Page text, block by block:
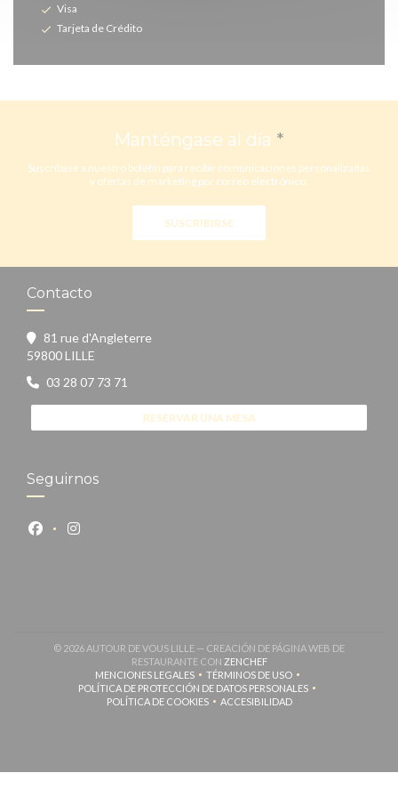
Visa
Tarjeta de Crédito
Manténgase al día *
Suscríbase a nuestro boletín para recibir comunicaciones personalizadas
y ofertas de marketing por correo electrónico.
SUSCRIBIRSE
Contacto
81 rue d'Angleterre
59800 LILLE
03 28 07 73 71
RESERVAR UNA MESA
Seguirnos
Facebook ((abre en una nueva ventana))
Instagram ((abre en una nueva ventana))
© 2026 AUTOUR DE VOUS LILLE — CREACIÓN DE PÁGINA WEB DE
RESTAURANTE CON ZENCHEF((ABRE EN UNA NUEVA
MENCIONES LEGALES((ABRE EN UNA NUEVA VENTANA))
TÉRMINOS DE USO((ABRE EN UNA NUEVA
POLÍTICA DE PROTECCIÓN DE DATOS PERSONALES
((ABRE EN UNA NUEVA VENTANA))
POLÍTICA DE COOKIES((ABRE EN UNA NUEVA VENTANA))
ACCESIBILIDAD((ABRE EN UNA NUEVA